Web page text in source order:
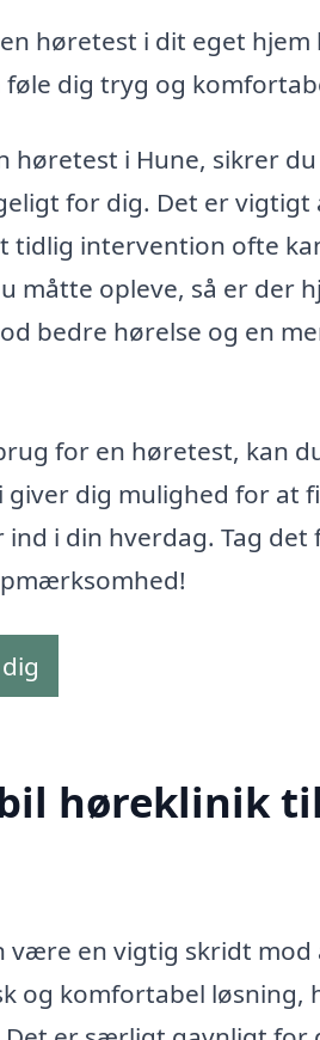
høretest i dit eget hjem
dig tryg og
i Hune, sikrer
for dig. Det er vigtigt
tidlig intervention ofte
måtte opleve, så er der
bedre hørelse og en
for en høretest, kan
dig mulighed for at
i din hverdag. Tag
høreklinik
være en vigtig skridt
og komfortabel løsning,